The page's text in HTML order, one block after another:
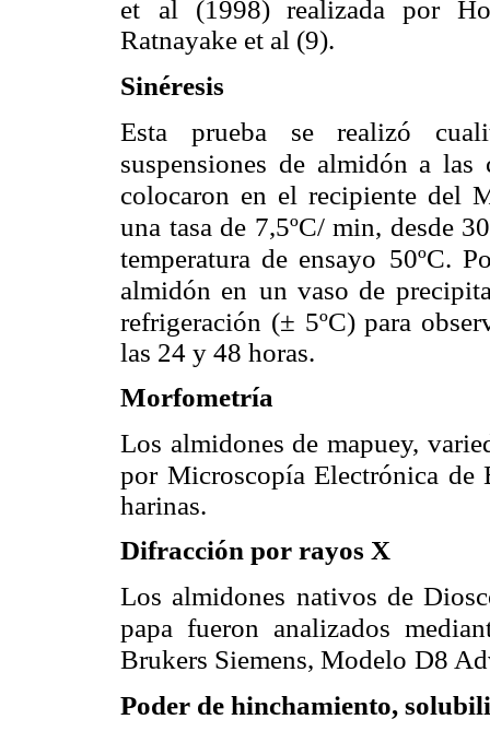
et
al (1998) realizada por
Ratnayake et al (9).
Sinéresis
Esta prueba se realizó
suspensiones de almidón a las
colocaron en el recipiente del
una tasa de 7,5ºC/ min, desde
temperatura de ensayo 50ºC.
almidón en un vaso de
refrigeración (± 5ºC) para
las 24 y 48 horas.
Morfometría
Los almidones de mapuey,
por Microscopía Electrónica de
harinas.
Difracción por rayos X
Los almidones nativos de
papa fueron analizados
Brukers Siemens, Modelo D8
Poder de hinchamiento,